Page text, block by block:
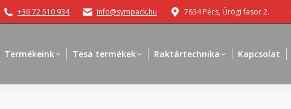
+36 72 510 934 info@sympack.hu 7634 Pécs, Ürögi fasor 2.
Termékeink Tesa termékek Raktártechnika Kapcsolat